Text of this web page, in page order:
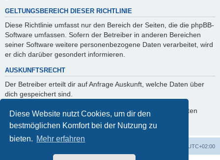
Diese Website nutzt Cookies, um dir den
bestmöglichen Komfort bei der Nutzung zu
bieten. Mehr erfahren
GELTUNGSBEREICH DIESER RICHTLINIE
Diese Richtlinie umfasst nur den Bereich der Seiten, die die phpBB-
Software umfassen. Sofern der Betreiber in anderen Bereichen
seiner Software weitere personenbezogene Daten verarbeitet, wird
er dich darüber gesondert informieren.
AUSKUNFTSRECHT
Der Betreiber erteilt dir auf Anfrage Auskunft, welche Daten über
dich gespeichert sind.
Du kannst jederzeit die Löschung bzw. Sperrung deiner Daten
verlangen. Kontaktiere hierzu bitte den Betreiber.
UTC+02:00